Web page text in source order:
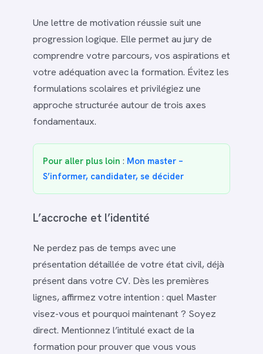
Une lettre de motivation réussie suit une
progression logique. Elle permet au jury de
comprendre votre parcours, vos aspirations et
votre adéquation avec la formation. Évitez les
formulations scolaires et privilégiez une
approche structurée autour de trois axes
fondamentaux.
Pour aller plus loin : Mon master –
S’informer, candidater, se décider
L’accroche et l’identité
Ne perdez pas de temps avec une
présentation détaillée de votre état civil, déjà
présent dans votre CV. Dès les premières
lignes, affirmez votre intention : quel Master
visez-vous et pourquoi maintenant ? Soyez
direct. Mentionnez l’intitulé exact de la
formation pour prouver que vous vous